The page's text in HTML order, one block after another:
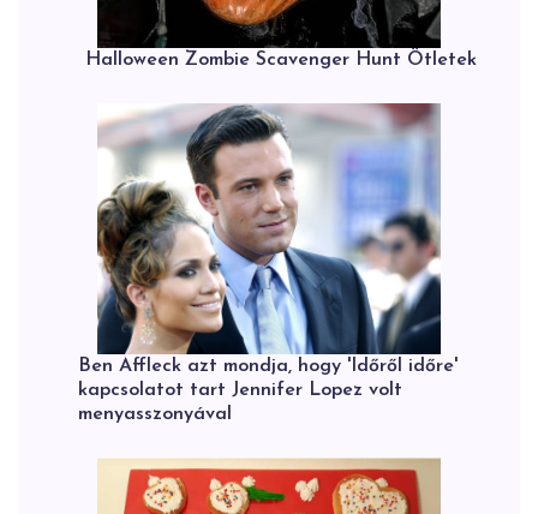
Halloween Zombie Scavenger Hunt Ötletek
Ben Affleck azt mondja, hogy 'Időről időre'
kapcsolatot tart Jennifer Lopez volt
menyasszonyával